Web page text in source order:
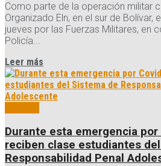
Como parte de la operación militar
Organizado Eln, en el sur de Bolívar,
jueves por las Fuerzas Militares, en
Policía...
Leer más
Durante esta emergencia por
reciben clase estudiantes
Responsabilidad Penal